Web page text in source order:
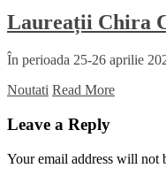
Laureații Chira
În perioada 25-26 aprilie
Noutati Read More
Leave a Reply
Your email address will not